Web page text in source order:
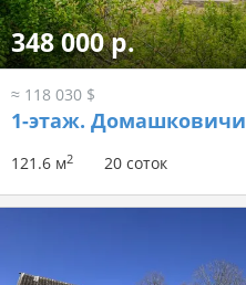
348 000 р.
≈ 118 030 $
1-этаж. Домашковичи
121.6 м2 20 соток